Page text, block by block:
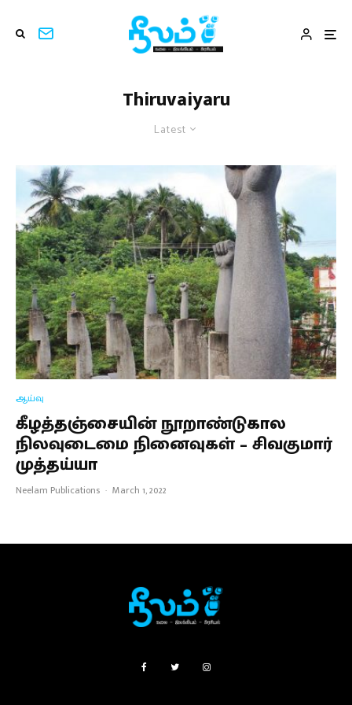
Thiruvaiyaru
Latest
ஆய்வு
கீழத்தஞ்சையின் நூறாண்டுகால
நிலவுடைமை நினைவுகள் – சிவகுமார்
முத்தய்யா
Neelam Publications · March 1, 2022